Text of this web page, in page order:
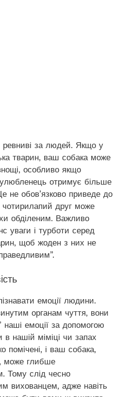
за людей. Якщо у
тварин, ваш собака може
особливо якщо
отримує більше
не обов’язково приведе до
друг може
обділеним. Важливо
уваги і турботи серед
щоб жоден з них не
емоції людини.
органам чуття, вони
наші емоції за допомогою
нашій міміці чи запах
помічені, і ваш собака,
може глибше
Тому слід чесно
вихованцем, адже навіть